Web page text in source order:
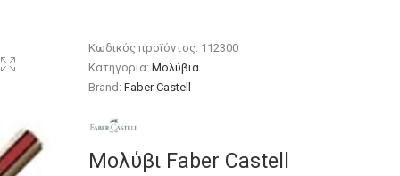
Κωδικός προϊόντος: 112300
Κατηγορία:Μολύβια
Brand:Faber Castell
Μολύβι Faber Castell